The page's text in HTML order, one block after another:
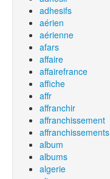
adhesifs
aérien
aérienne
afars
affaire
affairefrance
affiche
affr
affranchir
affranchissement
affranchissements
album
albums
algerie